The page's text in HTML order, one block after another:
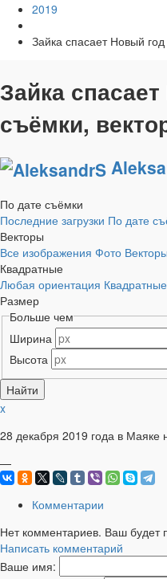
2019
Зайка спасает Новый
Зайка
съёмки,
По дате съёмки
Последние загрузки По дате
Векторы
Все изображения Фото Векторы
Квадратные
Любая ориентация Квадратные
Размер
Больше чем
Ширина
Высота
x
28 декабря 2019 года в
—
Комментарии
Нет комментариев. Ваш будет
Написать комментарий
Ваше имя: